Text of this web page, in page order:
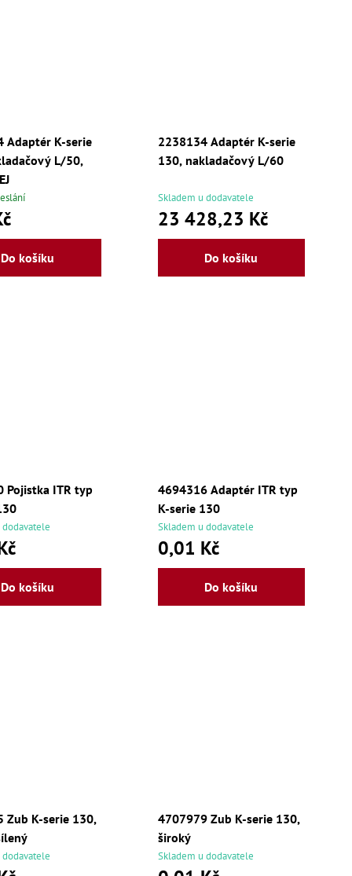
Adaptér K-serie
L/50,
Do košíku
2238134 Adaptér K-serie
130, nakladačový L/60
Skladem u dodavatele
23 428,23 Kč
Do košíku
Pojistka ITR typ
Do košíku
4694316 Adaptér ITR typ
K-serie 130
Skladem u dodavatele
0,01 Kč
Do košíku
Zub K-serie 130,
4707979 Zub K-serie 130,
široký
Skladem u dodavatele